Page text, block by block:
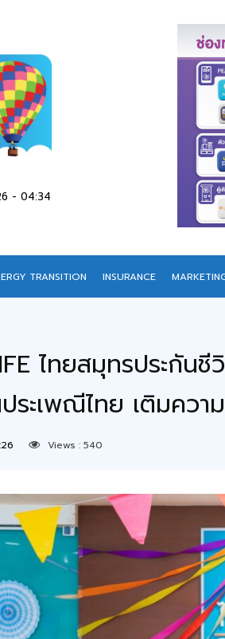
- 04:34
TRANSITION INSURANCE
ไทยสมุทรประกัน
ระเพณีไทย เติมควา
Views : 540